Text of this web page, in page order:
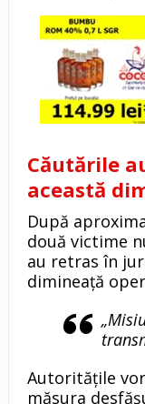
Căutările
această
După
două victime
au retras în
dimineață
Autoritățile
măsura